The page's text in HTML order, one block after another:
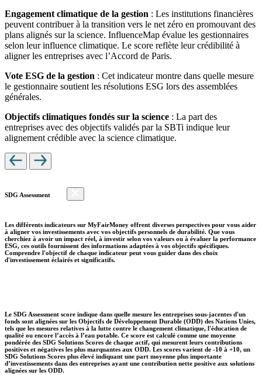
Engagement climatique de la gestion : Les institutions financières
peuvent contribuer à la transition vers le net zéro en promouvant des
plans alignés sur la science. InfluenceMap évalue les gestionnaires
selon leur influence climatique. Le score reflète leur crédibilité à
aligner les entreprises avec l’Accord de Paris.
Vote ESG de la gestion : Cet indicateur montre dans quelle mesure
le gestionnaire soutient les résolutions ESG lors des assemblées
générales.
Objectifs climatiques fondés sur la science : La part des
entreprises avec des objectifs validés par la SBTi indique leur
alignement crédible avec la science climatique.
SDG Assessment
Les différents indicateurs sur MyFairMoney offrent diverses perspectives pour vous aider
à aligner vos investissements avec vos objectifs personnels de durabilité. Que vous
cherchiez à avoir un impact réel, à investir selon vos valeurs ou à évaluer la performance
ESG, ces outils fournissent des informations adaptées à vos objectifs spécifiques.
Comprendre l'objectif de chaque indicateur peut vous guider dans des choix
d'investissement éclairés et significatifs.
Le SDG Assessment score indique dans quelle mesure les entreprises sous-jacentes d'un
fonds sont alignées sur les Objectifs de Développement Durable (ODD) des Nations Unies,
tels que les mesures relatives à la lutte contre le changement climatique, l'éducation de
qualité ou encore l’accès à l’eau potable. Ce score est calculé comme une moyenne
pondérée des SDG Solutions Scores de chaque actif, qui mesurent leurs contributions
positives et négatives les plus marquantes aux ODD. Les scores varient de -10 à +10, un
SDG Solutions Scores plus élevé indiquant une part moyenne plus importante
d’investissements dans des entreprises ayant une contribution nette positive aux solutions
alignées sur les ODD.